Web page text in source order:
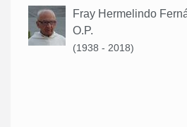
Fray Hermelindo
O.P.
(1938 - 2018)